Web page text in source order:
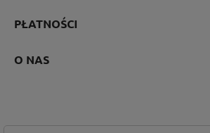
PŁATNOŚCI
O NAS